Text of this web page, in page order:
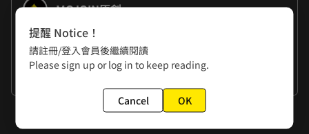
MOJOIN原創
作者的話
✿小編： 想要解除封印，立即點讚分享，有機會帶走限量首刷
單行本，完整獨家隱藏內容(๑•̀ㅂ•́)و✧盡在其中不容錯過!
提醒 Notice！
請註冊/登入會員後繼續閱讀
Please sign up or log in to keep reading.
Cancel OK